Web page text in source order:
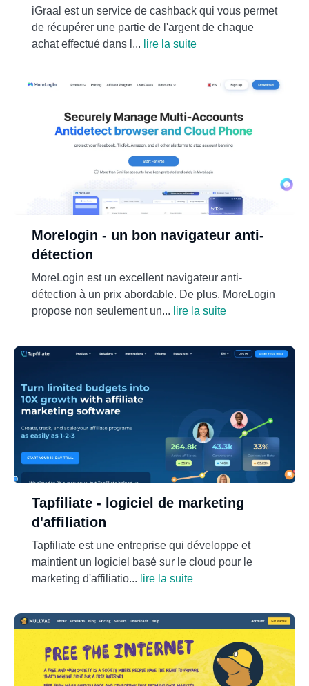
iGraal est un service de cashback qui vous permet
de récupérer une partie de l'argent de chaque
achat effectué dans l... lire la suite
Morelogin - un bon navigateur anti-
détection
MoreLogin est un excellent navigateur anti-
détection à un prix abordable. De plus, MoreLogin
propose non seulement un... lire la suite
Tapfiliate - logiciel de marketing
d'affiliation
Tapfiliate est une entreprise qui développe et
maintient un logiciel basé sur le cloud pour le
marketing d'affiliatio... lire la suite